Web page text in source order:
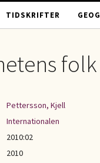
TIDSKRIFTER
Pettersson, Kjell
Internationalen
2010:02
2010